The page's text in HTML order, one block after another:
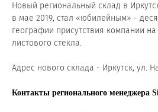
Стекло для строительства и
Стекло для машиностроения
Стекло для мебели,
Новый региональный склад в
в мае 2019, стал «юбилейным» -
географии присутствия компании
листового стекла.
Адрес нового склада - Иркутск, ул.
Контакты регионального менеджера